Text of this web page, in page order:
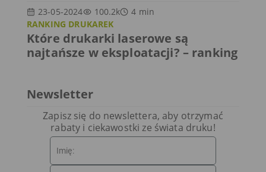
23-05-2024 100.2k 4 min
RANKING DRUKAREK
Które drukarki laserowe są
najtańsze w eksploatacji? – ranking
Newsletter
Zapisz się do newslettera, aby otrzymać
rabaty i ciekawostki ze świata druku!